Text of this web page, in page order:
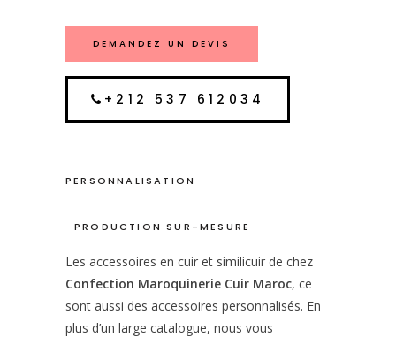
DEMANDEZ UN DEVIS
+212 537 612034
PERSONNALISATION
PRODUCTION SUR-MESURE
Les accessoires en cuir et similicuir de chez
Confection Maroquinerie Cuir Maroc, ce
sont aussi des accessoires personnalisés. En
plus d’un large catalogue, nous vous